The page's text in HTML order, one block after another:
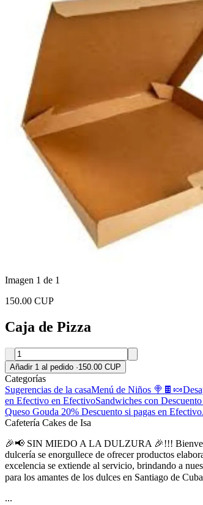
Imagen 1 de 1
150.00 CUP
Caja de Pizza
Añadir 1 al pedido ·150.00 CUP
Categorías
Sugerencias de la casaMenú de Niños 🍭🍫🍬
en Efectivo en EfectivoSandwiches con
Queso Gouda 20% Descuento si pagas en Efectivo
Cafetería Cakes de Isa
🎉📢 SIN MIEDO A LA DULZURA 🎉!!!
dulcería se enorgullece de ofrecer productos
excelencia se extiende al servicio, brindando a
para los amantes de los dulces en Santiago de
...